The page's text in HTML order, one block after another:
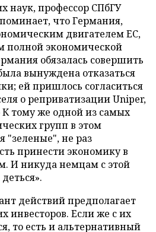
наук, профессор СПбГУ
что Германия,
двигателем ЕС,
полной экономической
обязалась совершить
вынуждена отказаться
ей пришлось согласиться
о реприватизации Uniper,
К тому же одной из самых
групп в этом
"зеленые", не раз
принести экономику в
И никуда немцам с этой
действий предполагает
инвесторов. Если же с их
то есть и альтернативный